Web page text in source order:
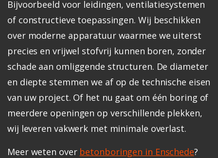
Bijvoorbeeld voor leidingen, ventilatiesystemen
of constructieve toepassingen. Wij beschikken
over moderne apparatuur waarmee we uiterst
precies en vrijwel stofvrij kunnen boren, zonder
schade aan omliggende structuren. De diameter
en diepte stemmen we af op de technische eisen
van uw project. Of het nu gaat om één boring of
meerdere openingen op verschillende plekken,
wij leveren vakwerk met minimale overlast.
Meer weten over betonboringen in Enschede?